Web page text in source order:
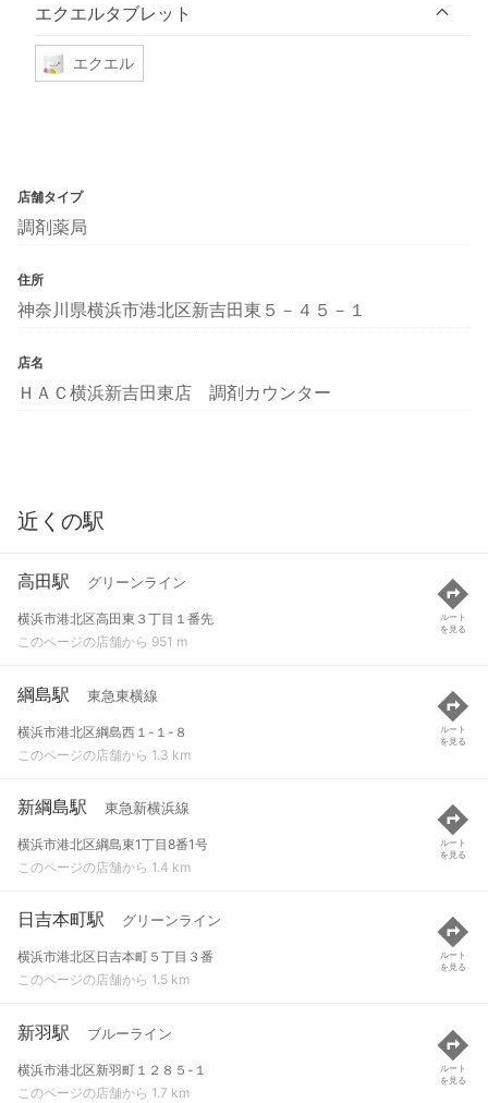
エクエルタブレット
エクエル
店舗タイプ
調剤薬局
住所
神奈川県横浜市港北区新吉田東５－４５－１
店名
ＨＡＣ横浜新吉田東店 調剤カウンター
近くの駅
高田駅 グリーンライン
横浜市港北区高田東３丁目１番先
このページの店舗から 951 m
ルート
を見る
綱島駅 東急東横線
横浜市港北区綱島西１-１-８
このページの店舗から 1.3 km
ルート
を見る
新綱島駅 東急新横浜線
横浜市港北区綱島東1丁目8番1号
このページの店舗から 1.4 km
ルート
を見る
日吉本町駅 グリーンライン
横浜市港北区日吉本町５丁目３番
このページの店舗から 1.5 km
ルート
を見る
新羽駅 ブルーライン
横浜市港北区新羽町１２８５-１
このページの店舗から 1.7 km
ルート
を見る